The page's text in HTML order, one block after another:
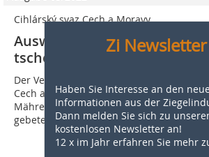
Zi Newsletter
Haben Sie Interesse an den
Informationen aus der
Dann melden Sie sich zu
kostenlosen Newsletter an!
12 x im Jahr erfahren Sie mehr
Cihlárský svaz Cech a Moravy
Auswirkungen des
tschechische Ziegelindustrie
Der Verband tschechischer
Cech a Moravy (Verband der Ziegler in
Mähren) hat vier Mitglieder um eine
gebeten. Wir geben diese...